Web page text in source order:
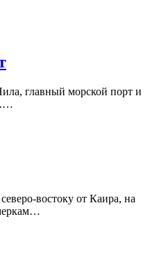
главный морской порт и
востоку от Каира, на